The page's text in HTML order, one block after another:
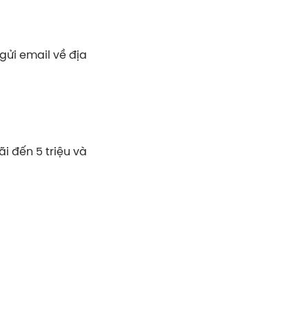
email về địa
đến 5 triệu và